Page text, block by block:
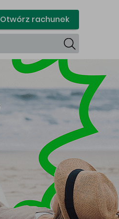
Otwórz rachunek